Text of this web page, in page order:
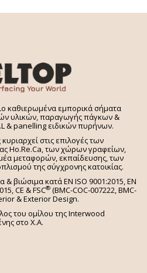
καθιερωμένα εμπορικά σήματα
υλικών, παραγωγής πάγκων &
& panelling ειδικών πυρήνων.
στις επιλογές των
Ho.Re.Ca, των χώρων γραφείων,
μεταφορών, εκπαίδευσης, των
της σύγχρονης κατοικίας.
βιώσιμα κατά EN ISO 9001:2015, EN
CE & FSC® (BMC-COC-007222, BMC-
& Exterior Design.
του ομίλου της Interwood
στο Χ.A.